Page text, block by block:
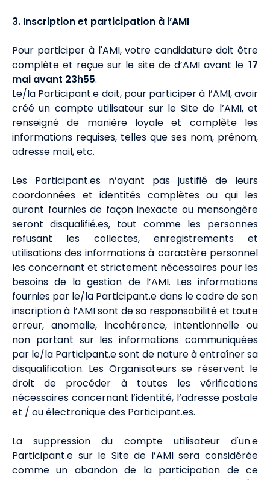
3. Inscription et participation à l’AMI
Pour participer à l'AMI, votre candidature doit être
complète et reçue sur le site de d’AMI avant le 17
mai avant 23h55.
Le/la Participant.e doit, pour participer à l’AMI, avoir
créé un compte utilisateur sur le Site de l’AMI, et
renseigné de manière loyale et complète les
informations requises, telles que ses nom, prénom,
adresse mail, etc.
Les Participant.es n’ayant pas justifié de leurs
coordonnées et identités complètes ou qui les
auront fournies de façon inexacte ou mensongère
seront disqualifié.es, tout comme les personnes
refusant les collectes, enregistrements et
utilisations des informations à caractère personnel
les concernant et strictement nécessaires pour les
besoins de la gestion de l’AMI. Les informations
fournies par le/la Participant.e dans le cadre de son
inscription à l’AMI sont de sa responsabilité et toute
erreur, anomalie, incohérence, intentionnelle ou
non portant sur les informations communiquées
par le/la Participant.e sont de nature à entraîner sa
disqualification. Les Organisateurs se réservent le
droit de procéder à toutes les vérifications
nécessaires concernant l’identité, l’adresse postale
et / ou électronique des Participant.es.
La suppression du compte utilisateur d'un.e
Participant.e sur le Site de l’AMI sera considérée
comme un abandon de la participation de ce